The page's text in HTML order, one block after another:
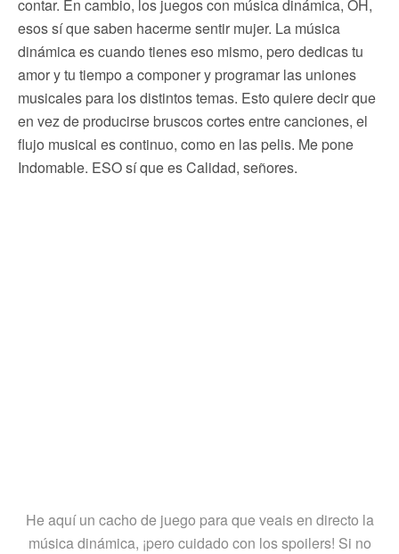
contar. En cambio, los juegos con música dinámica, OH,
esos sí que saben hacerme sentir mujer. La música
dinámica es cuando tienes eso mismo, pero dedicas tu
amor y tu tiempo a componer y programar las uniones
musicales para los distintos temas. Esto quiere decir que
en vez de producirse bruscos cortes entre canciones, el
flujo musical es continuo, como en las pelis. Me pone
Indomable. ESO sí que es Calidad, señores.
He aquí un cacho de juego para que veais en directo la
música dinámica, ¡pero cuidado con los spoilers! Si no